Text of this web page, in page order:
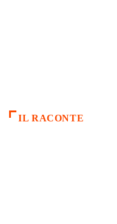
IL RACONTE